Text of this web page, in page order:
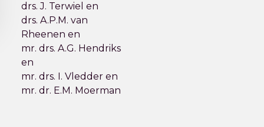
drs. J. Terwiel en
drs. A.P.M. van
Rheenen en
mr. drs. A.G. Hendriks
en
mr. drs. I. Vledder en
mr. dr. E.M. Moerman